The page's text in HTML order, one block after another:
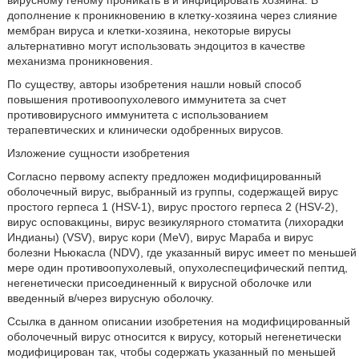
дополнение к проникновению в клетку-хозяина через слияние
мембран вируса и клетки-хозяина, некоторые вирусы
альтернативно могут использовать эндоцитоз в качестве
механизма проникновения.
По существу, авторы изобретения нашли новый способ
повышения противоопухолевого иммунитета за счет
противовирусного иммунитета с использованием
терапевтических и клинически одобренных вирусов.
Изложение сущности изобретения
Согласно первому аспекту предложен модифицированный
оболочечный вирус, выбранный из группы, содержащей вирус
простого герпеса 1 (HSV-1), вирус простого герпеса 2 (HSV-2),
вирус осповакцины, вирус везикулярного стоматита (лихорадки
Индианы) (VSV), вирус кори (MeV), вирус Мараба и вирус
болезни Ньюкасла (NDV), где указанный вирус имеет по меньшей
мере один противоопухолевый, опухолеспецифический пептид,
негенетически присоединенный к вирусной оболочке или
введенный в/через вирусную оболочку.
Ссылка в данном описании изобретения на модифицированный
оболочечный вирус относится к вирусу, который негенетически
модифицирован так, чтобы содержать указанный по меньшей